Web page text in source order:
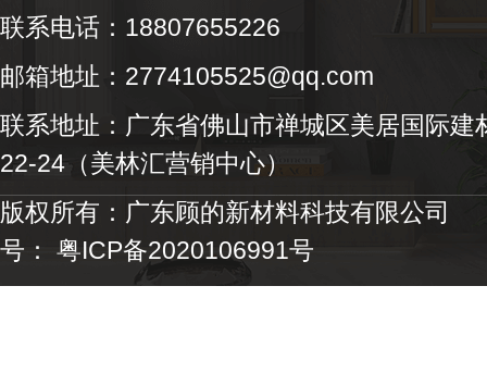
联系电话：18807655226
邮箱地址：2774105525@qq.com
联系地址：广东省佛山市禅城区美居国际建
22-24（美林汇营销中心）
版权所有：广东顾的新材料科技有
号： 粤ICP备2020106991号